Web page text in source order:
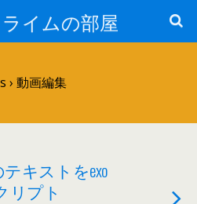
イムの部屋
› 動画編集
テキストをexo
リプト